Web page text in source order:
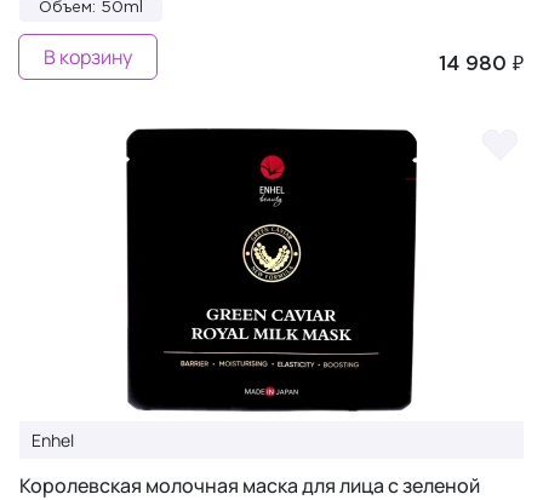
Объем: 50ml
14 980 ₽
В корзину
Enhel
Королевская молочная маска для лица с зеленой